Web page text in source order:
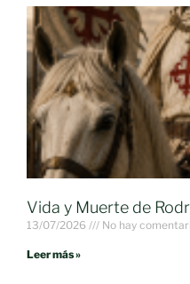
Vida y Muerte de
13/07/2026 No hay
Leer más »